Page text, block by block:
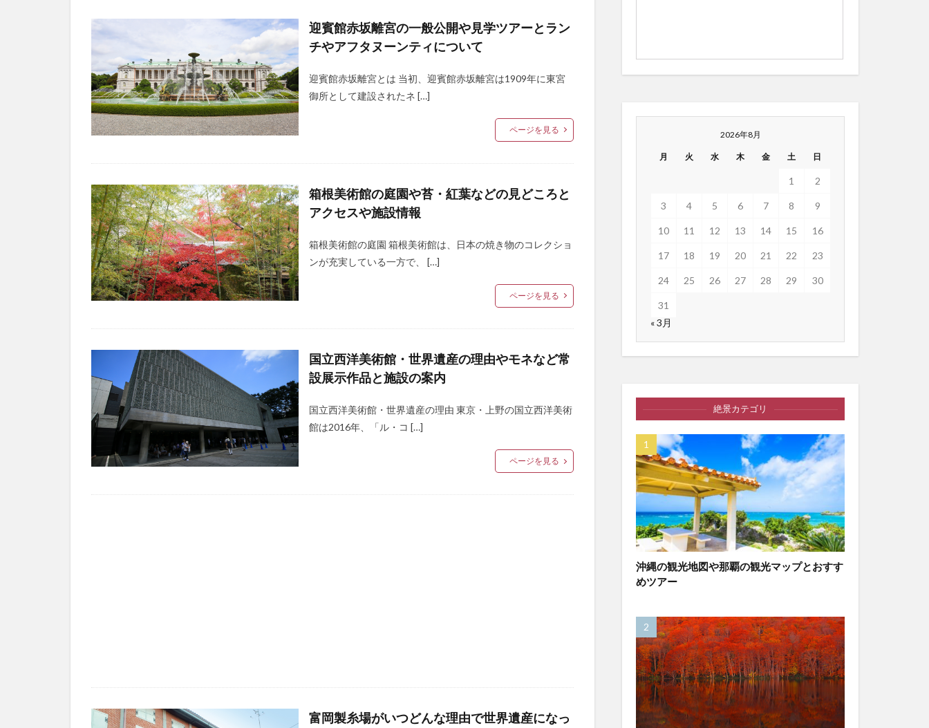
迎賓館赤坂離宮の一般公開や見学ツアーとラン
チやアフタヌーンティについて
迎賓館赤坂離宮とは 当初、迎賓館赤坂離宮は1909年に東宮
御所として建設されたネ […]
ページを見る
箱根美術館の庭園や苔・紅葉などの見どころと
アクセスや施設情報
箱根美術館の庭園 箱根美術館は、日本の焼き物のコレクショ
ンが充実している一方で、 […]
ページを見る
国立西洋美術館・世界遺産の理由やモネなど常
設展示作品と施設の案内
国立西洋美術館・世界遺産の理由 東京・上野の国立西洋美術
館は2016年、「ル・コ […]
ページを見る
富岡製糸場がいつどんな理由で世界遺産になっ
2026年8月
月 火 水 木 金 土 日
1 2
3 4 5 6 7 8 9
10 11 12 13 14 15 16
17 18 19 20 21 22 23
24 25 26 27 28 29 30
31
« 3月
絶景カテゴリ
沖縄の観光地図や那覇の観光マップとおすす
めツアー